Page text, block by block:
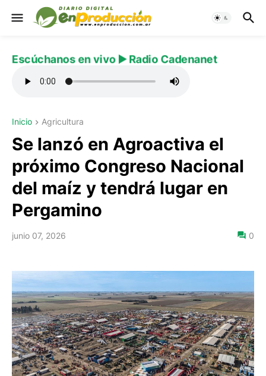
Escúchanos en vivo ▶️ Radio Cadenanet
Inicio Agricultura
Se lanzó en Agroactiva el
próximo Congreso Nacional
del maíz y tendrá lugar en
Pergamino
junio 07, 2026 0